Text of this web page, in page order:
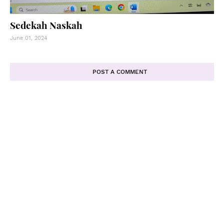
Sedekah Naskah
June 01, 2024
POST A COMMENT